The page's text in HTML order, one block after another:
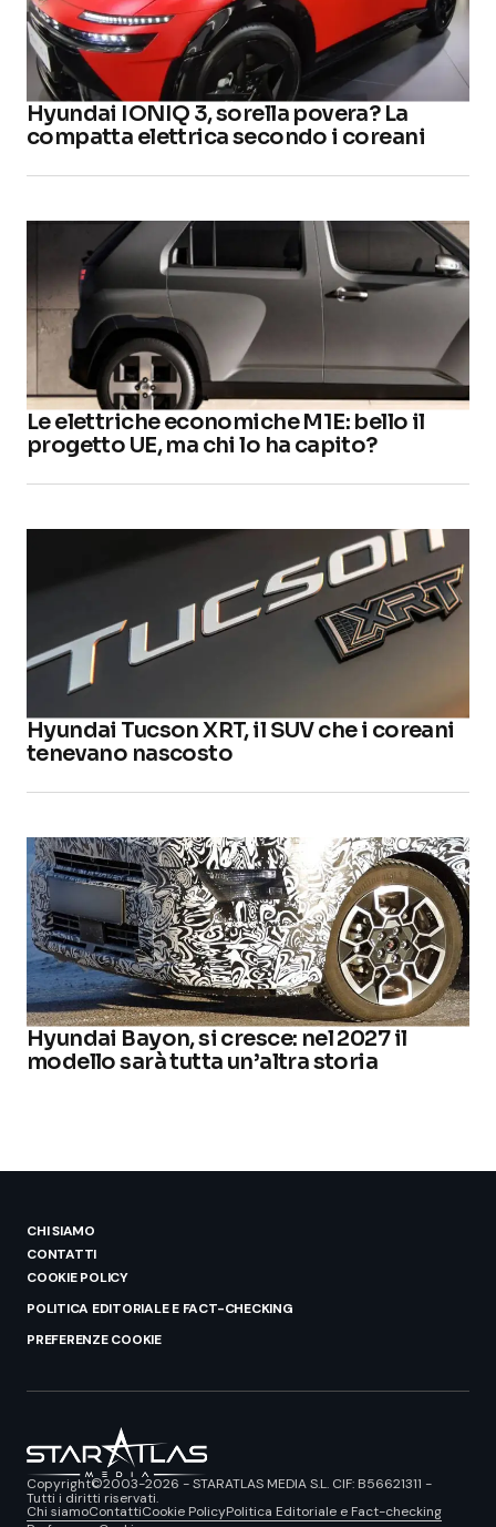
Hyundai IONIQ 3, sorella povera? La
compatta elettrica secondo i coreani
Le elettriche economiche M1E: bello il
progetto UE, ma chi lo ha capito?
Hyundai Tucson XRT, il SUV che i coreani
tenevano nascosto
Hyundai Bayon, si cresce: nel 2027 il
modello sarà tutta un’altra storia
CHI SIAMO
CONTATTI
COOKIE POLICY
POLITICA EDITORIALE E FACT-CHECKING
PREFERENZE COOKIE
Copyright©2003-2026 - STARATLAS MEDIA S.L. CIF: B56621311 -
Tutti i diritti riservati.
Chi siamoContattiCookie PolicyPolitica Editoriale e Fact-checking